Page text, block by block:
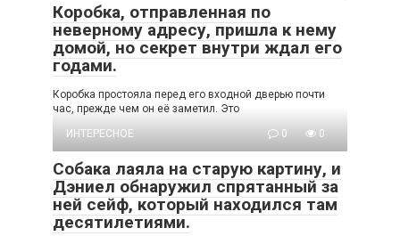
Коробка, отправленная по
неверному адресу, пришла к нему
домой, но секрет внутри ждал его
годами.
Коробка простояла перед его входной дверью почти
час, прежде чем он её заметил. Это
ИНТЕРЕСНОЕ
0 0
Собака лаяла на старую картину, и
Дэниел обнаружил спрятанный за
ней сейф, который находился там
десятилетиями.